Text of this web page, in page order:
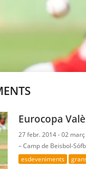
Eurocopa
27 febr. 2014 - 02
– Camp de Beisbol-
esdeveniments